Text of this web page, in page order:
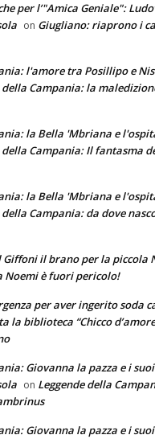
per l’"Amica Geniale":
on Giugliano: riaprono i
l'amore tra Posillipo e
della Campania: la
la Bella 'Mbriana e
della Campania: Il fantasma
la Bella 'Mbriana e
della Campania: da dove
il brano per la piccola
Noemi è fuori pericolo!
per aver ingerito soda
la biblioteca “Chicco
Giovanna la pazza e i
on Leggende della
Giovanna la pazza e i